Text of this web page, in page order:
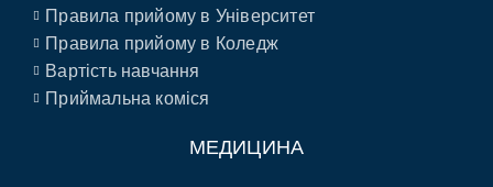
Правила прийому в Університет
Правила прийому в Коледж
Вартість навчання
Приймальна коміся
МЕДИЦИНА